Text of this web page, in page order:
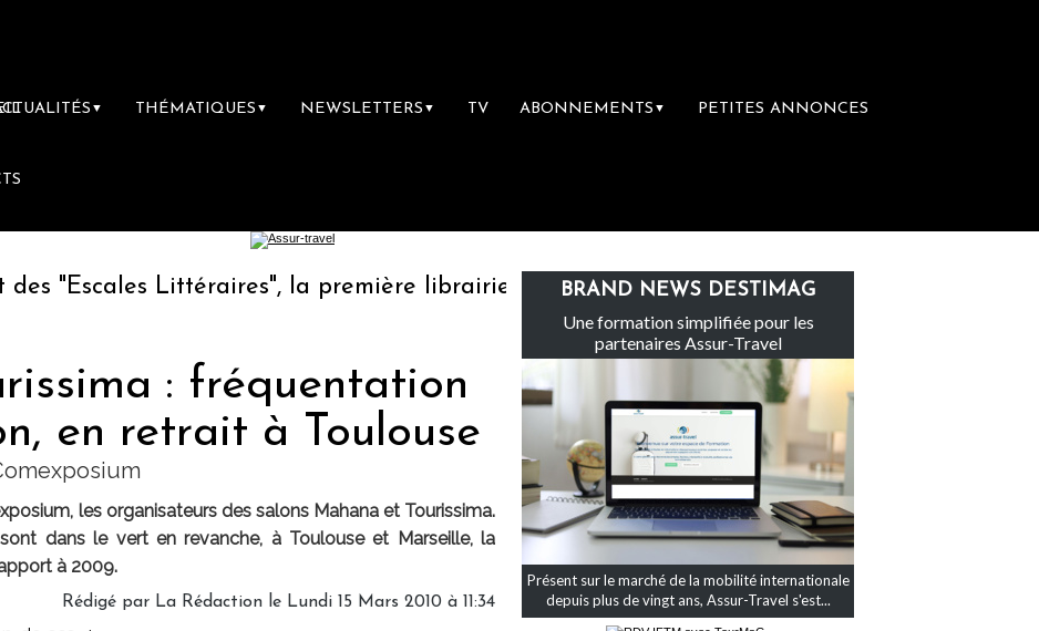
▼ THÉMATIQUES ▼ NEWSLETTERS ▼ TV ABONNEMENTS ▼ PETITES ANNONCES
"Escales Littéraires", la première librairie du voyage Le groupe Sainte-Claire rachète
: fréquentation
en retrait à Toulouse
les organisateurs des salons Mahana et Tourissima.
dans le vert en revanche, à Toulouse et Marseille, la
à 2009.
Rédigé par La Rédaction le Lundi 15 Mars 2010 à 11:34
BRAND NEWS DESTIMAG
Une formation simplifiée pour les
partenaires Assur-Travel
Présent sur le marché de la mobilité internationale
depuis plus de vingt ans, Assur-Travel s'est...